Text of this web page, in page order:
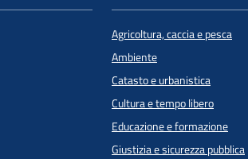
Agricoltura, caccia e pesca
Ambiente
Catasto e urbanistica
Cultura e tempo libero
Educazione e formazione
Giustizia e sicurezza pubblica